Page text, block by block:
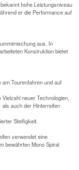
hohe Leistungsniveau
er die Performance auf
aus. In
Konstruktion bietet
Tourenfahren und auf
neuer Technologien,
auch der Hinterreifen
Steifigkeit.
verwendet eine
bewährten Mono Spiral